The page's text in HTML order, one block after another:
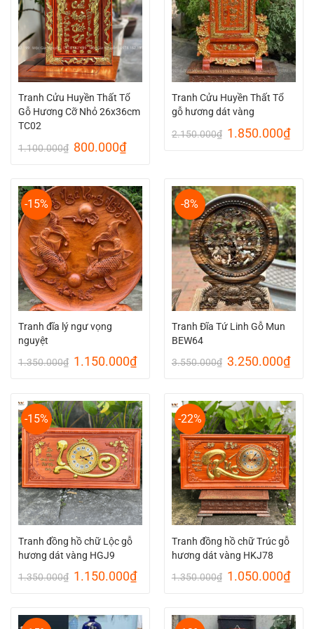
Tranh Cửu Huyền Thất Tổ
Gỗ Hương Cỡ Nhỏ 26x36cm
TC02
1.100.000₫ Giá
1.100.000₫.
800.000₫Giá
hiện
là:
800.000₫.
Tranh Cửu Huyền Thất Tổ
gỗ hương dát vàng
2.150.000₫ Giá
1.850.000₫Giá
hiện
-15%
Tranh đĩa lý ngư vọng
nguyệt
1.350.000₫ Giá
1.350.000₫.
1.150.000₫Giá
là:
1.150.000₫.
-8%
Tranh Đĩa Tứ Linh Gỗ Mun
BEW64
3.550.000₫ Giá
3.550.000₫.
3.250.000₫Giá
là:
-15%
Tranh đồng hồ chữ Lộc gỗ
hương dát vàng HGJ9
1.350.000₫ Giá
1.350.000₫.
1.150.000₫Giá
là:
1.150.000₫.
-22%
Tranh đồng hồ chữ Trúc gỗ
hương dát vàng HKJ78
1.350.000₫ Giá
1.350.000₫.
1.050.000₫Giá
là: